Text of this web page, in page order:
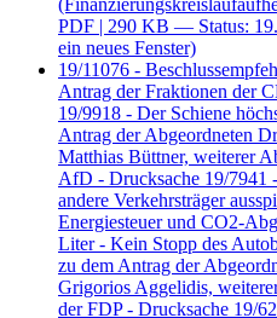
PDF | 290 KB — Status:
ein neues Fenster)
19/11076 -
Antrag der Fraktionen der
19/9918 - Der Schiene
Antrag der Abgeordneten
Matthias Büttner, weiterer
AfD - Drucksache 19/7941
andere Verkehrsträger
Energiesteuer und CO2-
Liter - Kein Stopp des
zu dem Antrag der
Grigorios Aggelidis,
der FDP - Drucksache 19/